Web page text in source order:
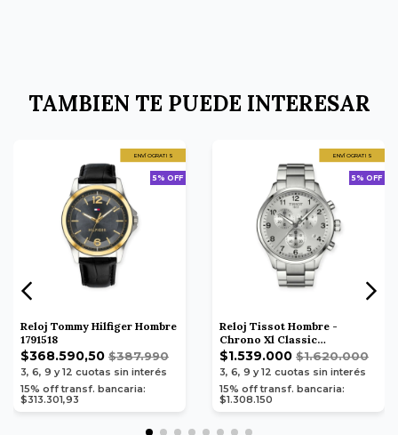
TAMBIEN TE PUEDE INTERESAR
ENVÍO GRATIS
5% OFF
Reloj Tommy Hilfiger Hombre
1791518
$368.590,50 $387.990
3, 6, 9 y 12 cuotas sin interés
15% off transf. bancaria:
$313.301,93
ENVÍO GRATIS
5% OFF
Reloj Tissot Hombre -
Chrono Xl Classic
T1166171103700
$1.539.000 $1.620.000
3, 6, 9 y 12 cuotas sin interés
15% off transf. bancaria:
$1.308.150